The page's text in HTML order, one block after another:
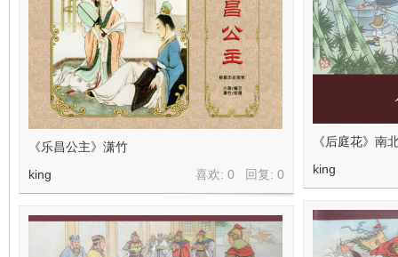
《乐昌公主》潇竹
喜欢: 0 回复: 0
king
《后庭花》南
king